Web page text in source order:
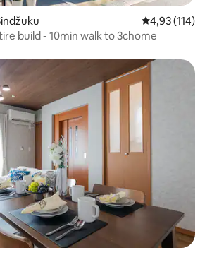
Priemerné
4,93 (114)
build - 10min walk to 3chome